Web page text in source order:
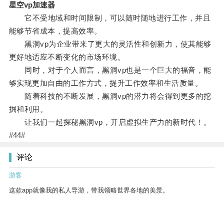
星空vp加速器
它不受地域和时间限制，可以随时随地进行工作，并且
能够节省成本，提高效率。
黑洞vp为企业带来了更大的灵活性和创新力，使其能够
更好地适应不断变化的市场环境。
同时，对于个人而言，黑洞vp也是一个巨大的福音，能
够实现更加自由的工作方式，提升工作效率和生活质量。
随着科技的不断发展，黑洞vp的潜力将会得到更多的挖
掘和利用。
让我们一起探秘黑洞vp，开启虚拟生产力的新时代！。
#44#
评论
游客
这款app就像我的私人导游，带我领略世界各地的美景。